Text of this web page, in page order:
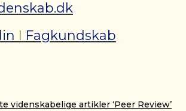
I Fagkundskab
videnskabelige artikler ‘Peer Review’